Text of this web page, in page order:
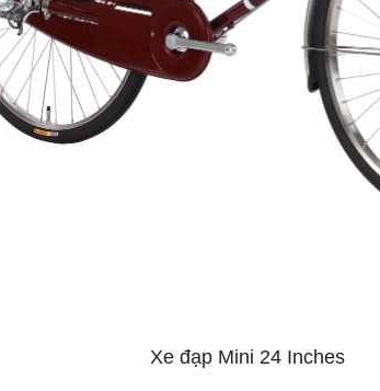
Xe đạp Mini 24 Inches